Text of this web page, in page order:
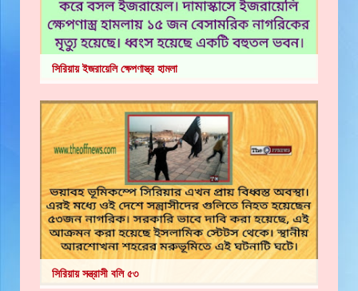
সিরিয়ায় ইজরায়েলি ক্ষেপণাস্ত্র হামলা
সিরিয়ায় সন্ত্রাসী বলি ৫৩